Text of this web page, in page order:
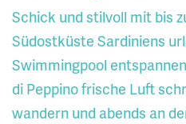
Schick und stilvoll mit bis
Südostküste Sardiniens
Swimmingpool
di Peppino frische Luft
wandern und abends an